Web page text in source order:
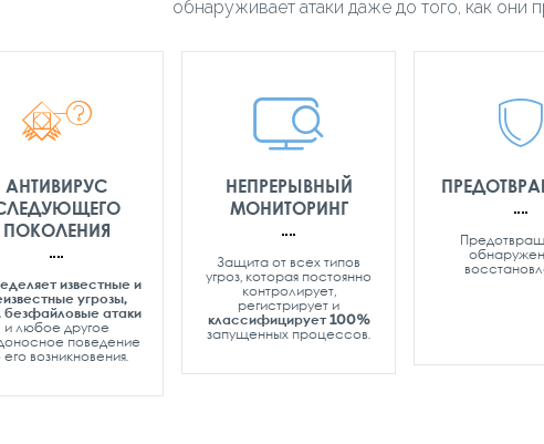
обнаруживает атаки даже до того, как они
АНТИВИРУС
ПОКОЛЕНИЯ
известные и
угрозы,
безфайловые атаки
и любое другое
поведение
его возникновения.
НЕПРЕРЫВНЫЙ
МОНИТОРИНГ
Защита от всех типов
угроз, которая постоянно
контролирует,
регистрирует и
классифицирует 100%
запущенных процессов.